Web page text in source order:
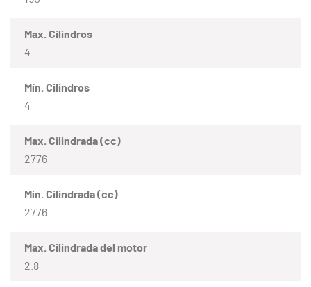
Max. Cilindros
4
Mín. Cilindros
4
Max. Cilindrada (cc)
2776
Mín. Cilindrada (cc)
2776
Max. Cilindrada del motor
2.8